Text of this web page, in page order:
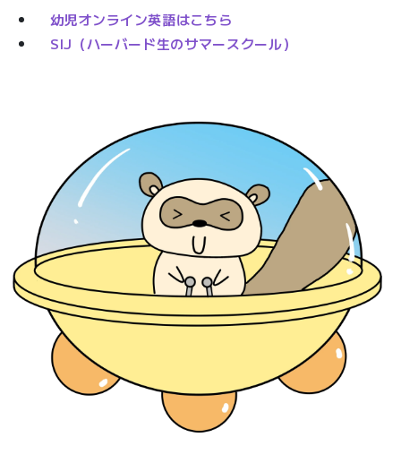
幼児オンライン英語はこちら
SIJ（ハーバード生のサマースクール）